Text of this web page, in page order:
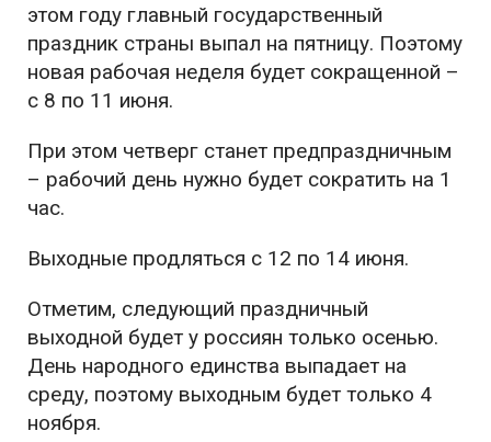
этом году главный государственный
праздник страны выпал на пятницу. Поэтому
новая рабочая неделя будет сокращенной –
с 8 по 11 июня.
При этом четверг станет предпраздничным
– рабочий день нужно будет сократить на 1
час.
Выходные продляться с 12 по 14 июня.
Отметим, следующий праздничный
выходной будет у россиян только осенью.
День народного единства выпадает на
среду, поэтому выходным будет только 4
ноября.